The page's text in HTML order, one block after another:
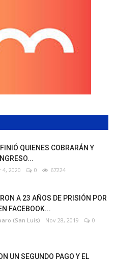
QUIENES COBRARÁN Y
4, 2020 0 67224
A 23 AÑOS DE PRISIÓN POR
FACEBOOK...
(San Luis) Nov 28, 2019
0
UN SEGUNDO PAGO Y EL